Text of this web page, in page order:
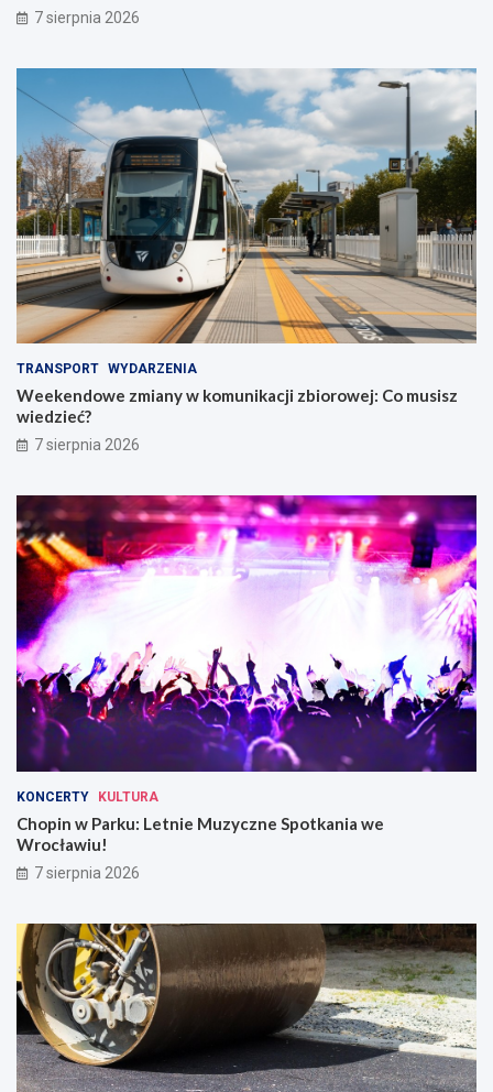
7 sierpnia 2026
TRANSPORT WYDARZENIA
Weekendowe zmiany w komunikacji zbiorowej: Co musisz
wiedzieć?
7 sierpnia 2026
KONCERTY KULTURA
Chopin w Parku: Letnie Muzyczne Spotkania we
Wrocławiu!
7 sierpnia 2026